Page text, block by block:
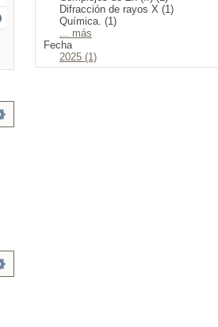
Difracción de rayos X (1)
Química. (1)
... más
Fecha
2025 (1)